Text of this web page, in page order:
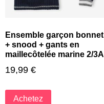
Ensemble garçon bonnet
+ snood + gants en
maillecôtelée marine 2/3A
19,99 €
Achetez